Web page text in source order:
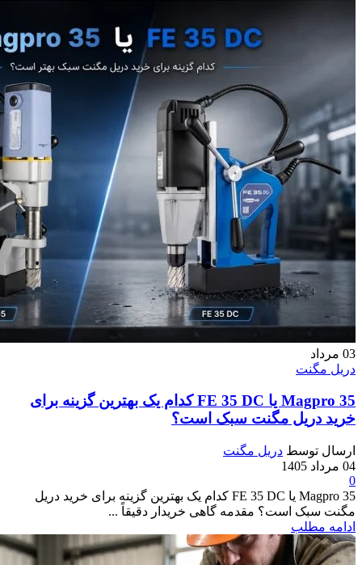
03 مرداد
دریل مگنت
Magpro 35 یا FE 35 DC کدام‌ یک بهترین گزینه برای
خرید دریل مگنت سبک است؟
ارسال توسط دریل مگنت
04 مرداد 1405
0
Magpro 35 یا FE 35 DC کدام‌ یک بهترین گزینه برای خرید دریل
مگنت سبک است؟ مقدمه گاهی خریدار دقیقاً ...
ادامه مطلب